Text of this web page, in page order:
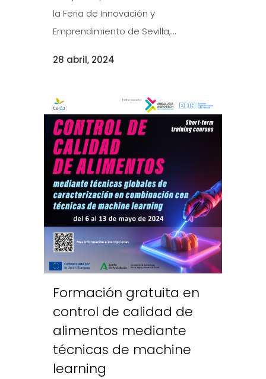
la Feria de Innovación y
Emprendimiento de Sevilla,...
28 abril, 2024
Formación gratuita en
control de calidad de
alimentos mediante
técnicas de machine
learning